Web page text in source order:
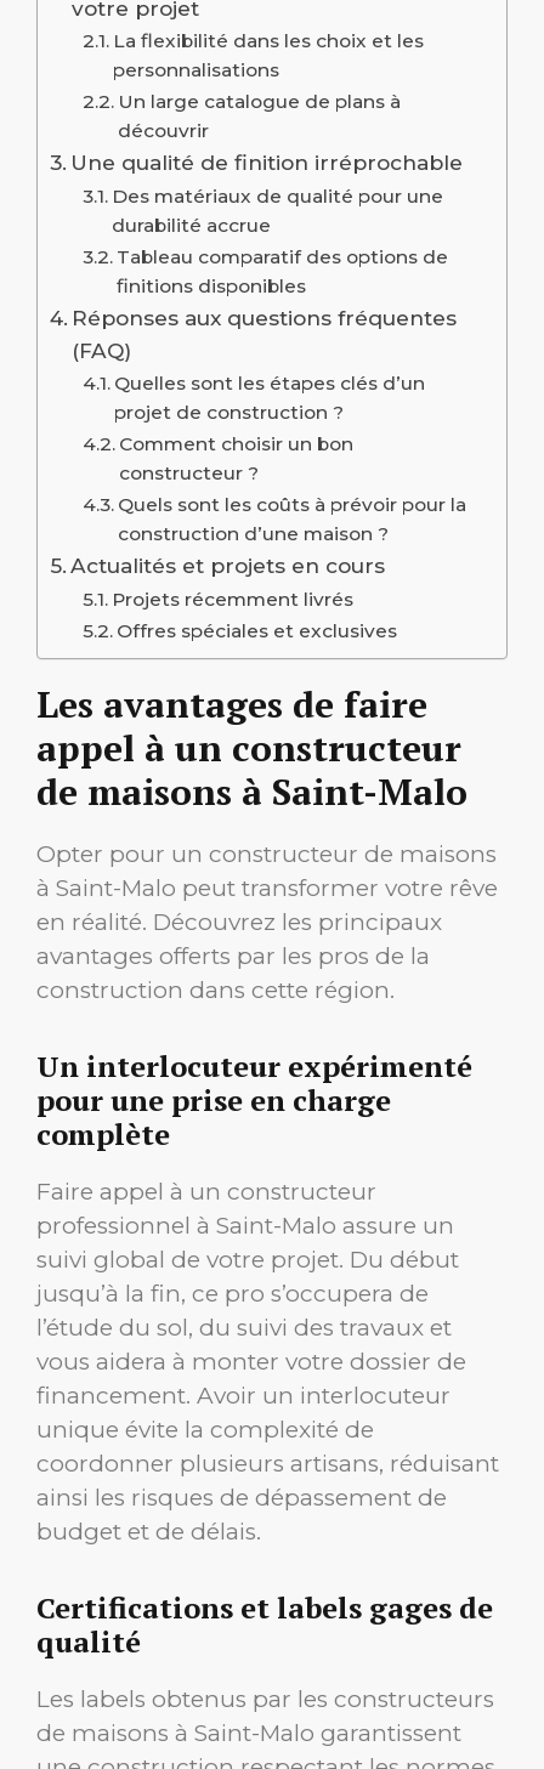
votre projet
La flexibilité dans les choix et les
personnalisations
Un large catalogue de plans à
découvrir
Une qualité de finition irréprochable
Des matériaux de qualité pour une
durabilité accrue
Tableau comparatif des options de
finitions disponibles
Réponses aux questions fréquentes
(FAQ)
Quelles sont les étapes clés d’un
projet de construction ?
Comment choisir un bon
constructeur ?
Quels sont les coûts à prévoir pour la
construction d’une maison ?
Actualités et projets en cours
Projets récemment livrés
Offres spéciales et exclusives
Les avantages de faire
appel à un constructeur
de maisons à Saint-Malo
Opter pour un constructeur de maisons
à Saint-Malo peut transformer votre rêve
en réalité. Découvrez les principaux
avantages offerts par les pros de la
construction dans cette région.
Un interlocuteur expérimenté
pour une prise en charge
complète
Faire appel à un constructeur
professionnel à Saint-Malo assure un
suivi global de votre projet. Du début
jusqu’à la fin, ce pro s’occupera de
l’étude du sol, du suivi des travaux et
vous aidera à monter votre dossier de
financement. Avoir un interlocuteur
unique évite la complexité de
coordonner plusieurs artisans, réduisant
ainsi les risques de dépassement de
budget et de délais.
Certifications et labels gages de
qualité
Les labels obtenus par les constructeurs
de maisons à Saint-Malo garantissent